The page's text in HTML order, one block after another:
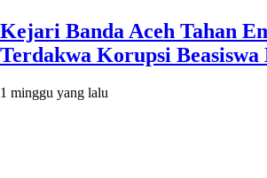
Kejari Banda Aceh Tahan
Terdakwa Korupsi Beasiswa
1 minggu yang lalu